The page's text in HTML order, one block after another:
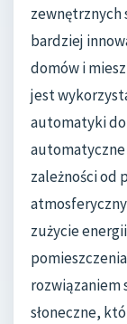
zewnętrznych
bardziej
domów i
jest
automatyki
zależności od
zużycie
rozwiązaniem
słoneczne,